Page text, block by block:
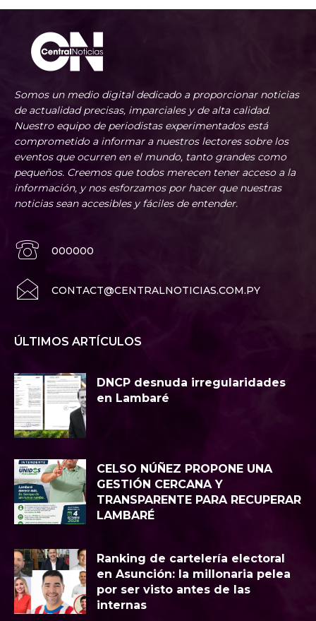
Somos un medio digital dedicado a proporcionar noticias
de actualidad precisas, imparciales y de alta calidad.
Nuestro equipo de periodistas experimentados está
comprometido a informar a nuestros lectores sobre los
eventos que ocurren en el mundo, tanto grandes como
pequeños. Creemos que todos merecen tener acceso a la
información, y nos esforzamos por hacer que nuestras
noticias sean accesibles y fáciles de entender.
000000
CONTACT@CENTRALNOTICIAS.COM.PY
ÚLTIMOS ARTÍCULOS
DNCP desnuda irregularidades
en Lambaré
CELSO NÚÑEZ PROPONE UNA
GESTIÓN CERCANA Y
TRANSPARENTE PARA RECUPERAR
LAMBARÉ
Ranking de cartelería electoral
en Asunción: la millonaria pelea
por ser visto antes de las
internas